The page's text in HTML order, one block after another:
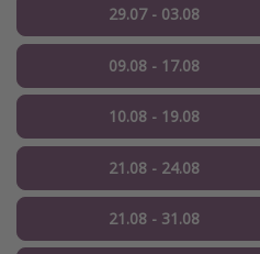
29.07 - 03.08
09.08 - 17.08
10.08 - 19.08
21.08 - 24.08
21.08 - 31.08